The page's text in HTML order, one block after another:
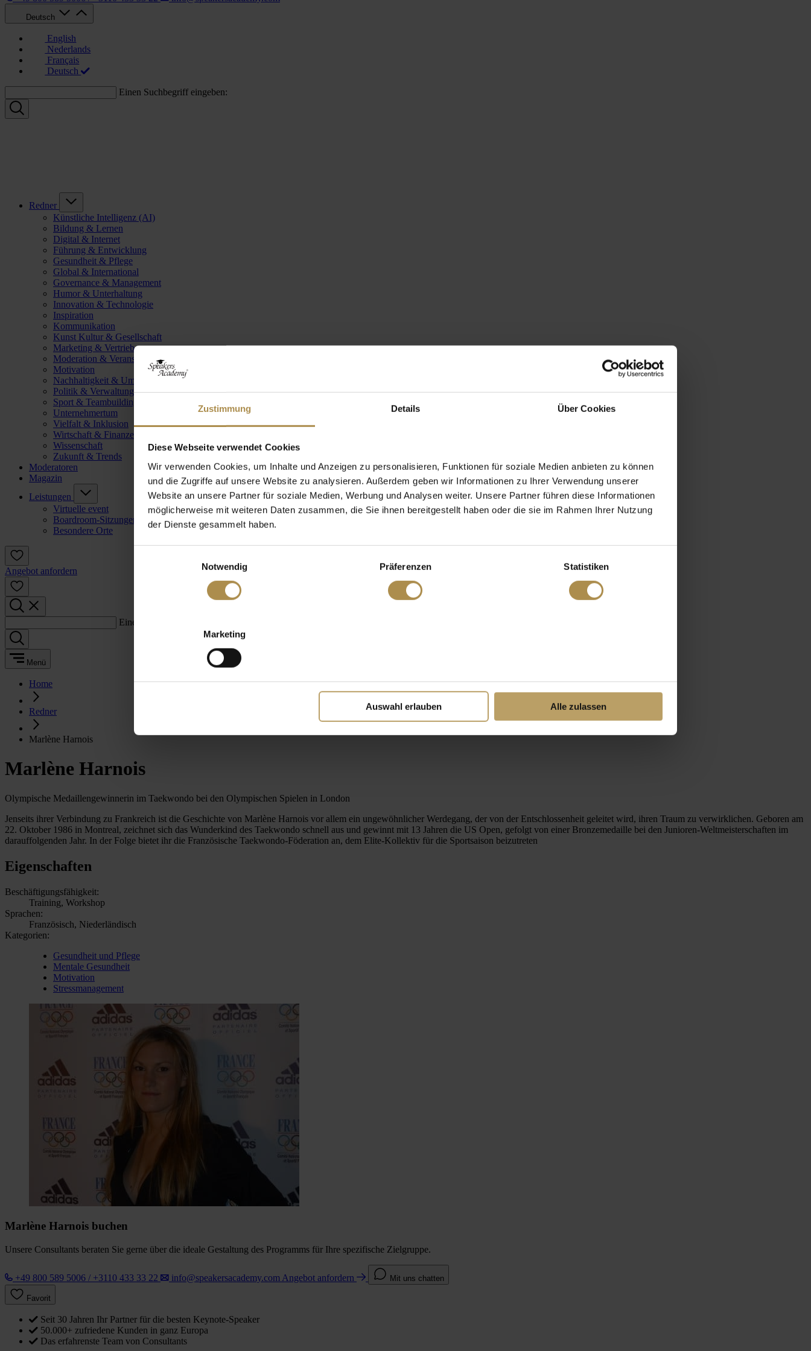
Zustimmung Details Über Cookies
Diese Webseite verwendet Cookies
Wir verwenden Cookies, um Inhalte und Anzeigen zu personalisieren, Funktionen für soziale Medien anbieten zu können
und die Zugriffe auf unsere Website zu analysieren. Außerdem geben wir Informationen zu Ihrer Verwendung unserer
Website an unsere Partner für soziale Medien, Werbung und Analysen weiter. Unsere Partner führen diese Informationen
möglicherweise mit weiteren Daten zusammen, die Sie ihnen bereitgestellt haben oder die sie im Rahmen Ihrer Nutzung
der Dienste gesammelt haben.
Notwendig
Präferenzen Statistiken
Marketing
Auswahl erlauben Alle zulassen
Deutsch
English
Nederlands
Français
Deutsch
Einen Suchbegriff eingeben:
Redner
Künstliche Intelligenz (AI)
Bildung & Lernen
Digital & Internet
Führung & Entwicklung
Gesundheit & Pflege
Global & International
Governance & Management
Humor & Unterhaltung
Innovation & Technologie
Inspiration
Kommunikation
Kunst Kultur & Gesellschaft
Marketing & Vertrieb
Moderation & Veranstaltungsleitung
Motivation
Nachhaltigkeit & Umwelt
Politik & Verwaltung
Sport & Teambuilding
Unternehmertum
Vielfalt & Inklusion
Wirtschaft & Finanzen
Wissenschaft
Zukunft & Trends
Moderatoren
Magazin
Leistungen
Virtuelle event
Boardroom-Sitzungen
Besondere Orte
Angebot anfordern
Einen Suchbegriff eingeben:
Menü
Home
Redner
Marlène Harnois
Marlène Harnois
Olympische Medaillengewinnerin im Taekwondo bei den Olympischen Spielen in London
Jenseits ihrer Verbindung zu Frankreich ist die Geschichte von Marlène Harnois vor allem ein ungewöhnlicher Werdegang, der von der Entschlossenheit geleitet wird, ihren Traum zu verwirklichen. Geboren am
22. Oktober 1986 in Montreal, zeichnet sich das Wunderkind des Taekwondo schnell aus und gewinnt mit 13 Jahren die US Open, gefolgt von einer Bronzemedaille bei den Junioren-Weltmeisterschaften im
darauffolgenden Jahr. In der Folge bietet ihr die Französische Taekwondo-Föderation an, dem Elite-Kollektiv für die Sportsaison beizutreten
Eigenschaften
Beschäftigungsfähigkeit:
Training, Workshop
Sprachen:
Französisch, Niederländisch
Kategorien:
Gesundheit und Pflege
Mentale Gesundheit
Motivation
Stressmanagement
Marlène Harnois buchen
Unsere Consultants beraten Sie gerne über die ideale Gestaltung des Programms für Ihre spezifische Zielgruppe.
+49 800 589 5006 / +3110 433 33 22 info@speakersacademy.com Angebot anfordern Mit uns chatten
Favorit
Seit 30 Jahren Ihr Partner für die besten Keynote-Speaker
50.000+ zufriedene Kunden in ganz Europa
Das erfahrenste Team von Consultants